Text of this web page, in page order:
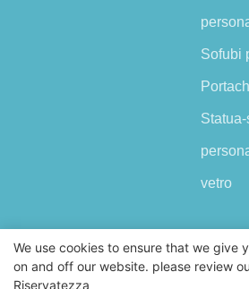
Sofubi
vetro
We use cookies to ensure that we give
on and off our website. please review
Riservatezza